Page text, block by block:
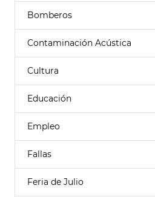
Bomberos
Contaminación Acústica
Cultura
Educación
Empleo
Fallas
Feria de Julio